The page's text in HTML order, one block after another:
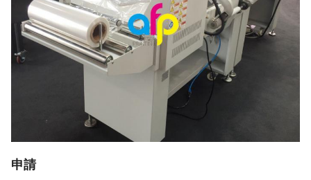
申請